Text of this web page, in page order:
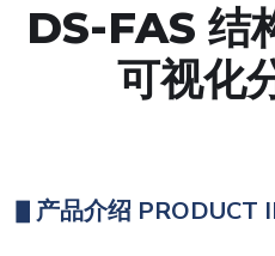
DS-FAS 结
可视化
▋产品介绍 PRODUCT